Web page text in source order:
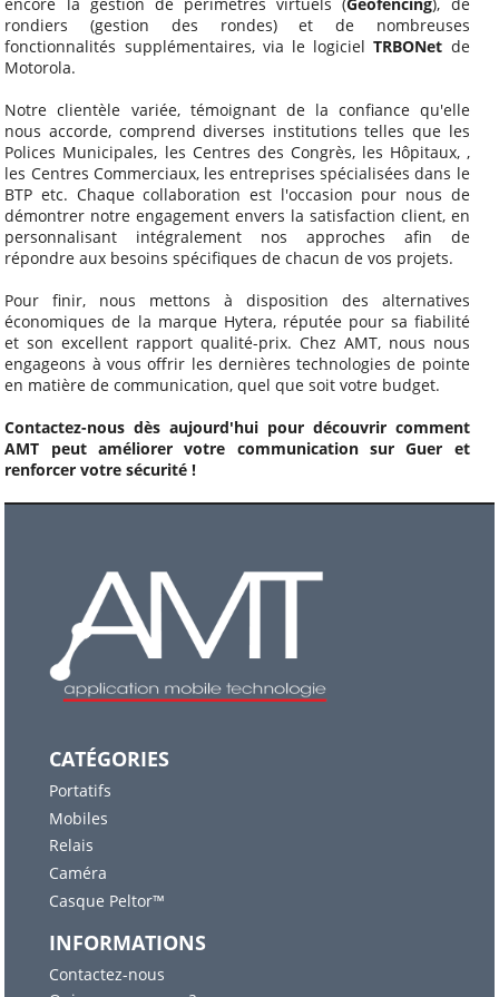
rondiers (gestion des rondes) et de nombreuses
fonctionnalités supplémentaires, via le logicielTRBONet de
Motorola.
Notre clientèle variée, témoignant de la confiance qu'elle
nous accorde, comprend diverses institutions telles que les
Polices Municipales, les Centres des Congrès, les Hôpitaux, ,
les Centres Commerciaux, les entreprises spécialisées dans le
BTP etc. Chaque collaboration est l'occasion pour nous de
démontrer notre engagement envers la satisfaction client, en
personnalisant intégralement nos approches afin de
répondre aux besoins spécifiques de chacun de vos projets.
Pour finir, nous mettons à disposition des alternatives
économiques de la marque Hytera, réputée pour sa fiabilité
et son excellent rapport qualité-prix. Chez AMT, nous nous
engageons à vous offrir les dernières technologies de pointe
en matière de communication, quel que soit votre budget.
Contactez-nous dès aujourd'hui pour découvrir comment
AMT peut améliorer votre communication sur Guer et
renforcer votre sécurité !
CATÉGORIES
Portatifs
Mobiles
Relais
Caméra
Casque Peltor™
INFORMATIONS
Contactez-nous